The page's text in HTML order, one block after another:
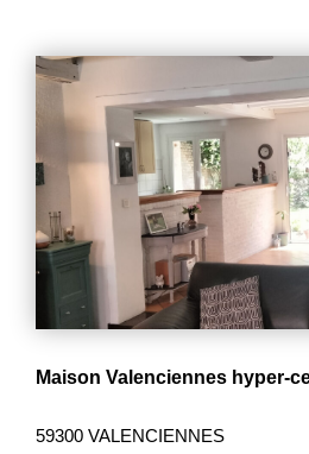
ETAGE : Un palier desservant 2
bains avec douche, baignoire,
SECOND ETAGE : Un
chambres dont une avec sa salle d'eau. A
Une terrasse, un beau jardin
grande cave saine. BIEN RARE!
DPE D MDT 2043 Prix : 249 900
les frais d'agence étant à la
59300 VALENCIENNES